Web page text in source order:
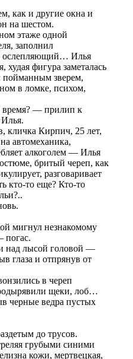
как и другие окна и
на шестом.
этаже одной
заполнил
ослепляющий… Илья
худая фигура заметалась
пойманным зверем,
в ломке, психом,
время? — прилип к
кличка Кирпич, 25 лет,
автомеханика,
алкоголем — Илья
бритый череп, как
разговаривает
кто-то еще? Кто-то
мигнул незнакомому
погас.
над лысой головой —
глаза и отпрянув от
в череп
щеки, лоб…
черные ведра пустых
до трусов.
грубыми синими
кожи, мертвецкая,